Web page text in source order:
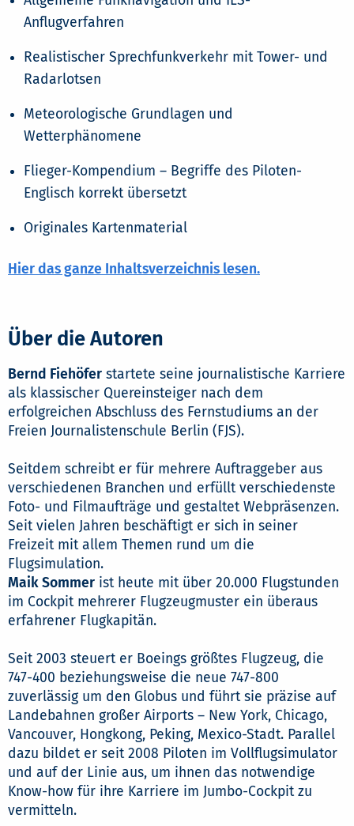
Anflugverfahren
Realistischer Sprechfunkverkehr mit Tower- und
Radarlotsen
Meteorologische Grundlagen und
Wetterphänomene
Flieger-Kompendium – Begriffe des Piloten-
Englisch korrekt übersetzt
Originales Kartenmaterial
Hier das ganze Inhaltsverzeichnis lesen.
Über die Autoren
Bernd Fiehöfer startete seine journalistische Karriere
als klassischer Quereinsteiger nach dem
erfolgreichen Abschluss des Fernstudiums an der
Freien Journalistenschule Berlin (FJS).
Seitdem schreibt er für mehrere Auftraggeber aus
verschiedenen Branchen und erfüllt verschiedenste
Foto- und Filmaufträge und gestaltet Webpräsenzen.
Seit vielen Jahren beschäftigt er sich in seiner
Freizeit mit allem Themen rund um die
Flugsimulation.
Maik Sommer ist heute mit über 20.000 Flugstunden
im Cockpit mehrerer Flugzeugmuster ein überaus
erfahrener Flugkapitän.
Seit 2003 steuert er Boeings größtes Flugzeug, die
747-400 beziehungsweise die neue 747-800
zuverlässig um den Globus und führt sie präzise auf
Landebahnen großer Airports – New York, Chicago,
Vancouver, Hongkong, Peking, Mexico-Stadt. Parallel
dazu bildet er seit 2008 Piloten im Vollflugsimulator
und auf der Linie aus, um ihnen das notwendige
Know-how für ihre Karriere im Jumbo-Cockpit zu
vermitteln.